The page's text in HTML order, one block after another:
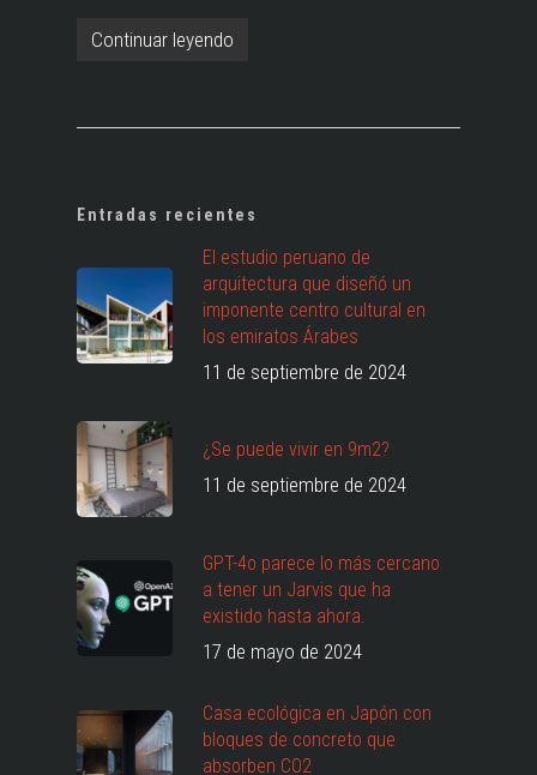
Continuar leyendo
Entradas recientes
El estudio peruano de
arquitectura que diseñó un
imponente centro cultural en
los emiratos Árabes
11 de septiembre de 2024
¿Se puede vivir en 9m2?
11 de septiembre de 2024
GPT-4o parece lo más cercano
a tener un Jarvis que ha
existido hasta ahora.
17 de mayo de 2024
Casa ecológica en Japón con
bloques de concreto que
absorben CO2